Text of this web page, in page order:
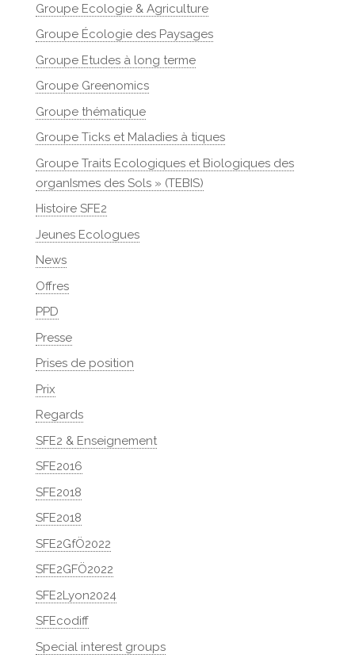
Groupe Ecologie & Agriculture
Groupe Écologie des Paysages
Groupe Etudes à long terme
Groupe Greenomics
Groupe thématique
Groupe Ticks et Maladies à tiques
Groupe Traits Ecologiques et Biologiques des
organIsmes des Sols » (TEBIS)
Histoire SFE2
Jeunes Ecologues
News
Offres
PPD
Presse
Prises de position
Prix
Regards
SFE2 & Enseignement
SFE2016
SFE2018
SFE2018
SFE2GfÖ2022
SFE2GFÖ2022
SFE2Lyon2024
SFEcodiff
Special interest groups